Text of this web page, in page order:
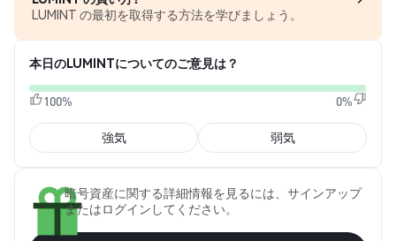
LUMINT の最初を取得する方法を学びましょう。
本日のLUMINTについてのご意見は？
100% 0%
強気 弱気
暗号資産に関する詳細情報を見るには、サインアップ
またはログインしてください。